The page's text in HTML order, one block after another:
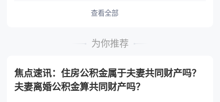
或者与被继承人共同生活的继承人，分配遗产
的继承人，不尽扶养义务的，分配遗产时，应当
查看全部
为你推荐
焦点速讯：住房公积金属于夫妻共同财产吗？
夫妻离婚公积金算共同财产吗？